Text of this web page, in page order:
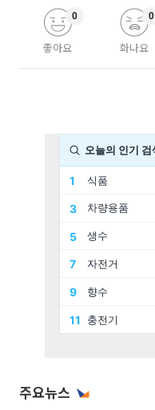
좋아요
0
화나요
0
주요뉴스